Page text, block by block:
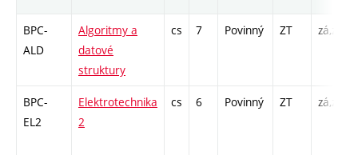
BPC-
ALD
Algoritmy a
datové
struktury
cs 7 Povinný ZT zá,zk
BPC-
EL2
Elektrotechnika
2
cs 6 Povinný ZT zá,zk